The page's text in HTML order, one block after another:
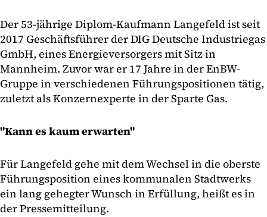
Der 53-jährige Diplom-Kaufmann Langefeld ist seit
2017 Geschäftsführer der DIG Deutsche Industriegas
GmbH, eines Energieversorgers mit Sitz in
Mannheim. Zuvor war er 17 Jahre in der EnBW-
Gruppe in verschiedenen Führungspositionen tätig,
zuletzt als Konzernexperte in der Sparte Gas.
"Kann es kaum erwarten"
Für Langefeld gehe mit dem Wechsel in die oberste
Führungsposition eines kommunalen Stadtwerks
ein lang gehegter Wunsch in Erfüllung, heißt es in
der Pressemitteilung.